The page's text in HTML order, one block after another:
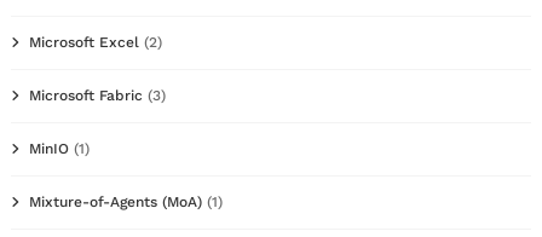
Microsoft Excel (2)
Microsoft Fabric (3)
MinIO (1)
Mixture-of-Agents (MoA) (1)